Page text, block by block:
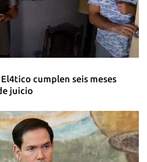
cumplen seis meses
juicio